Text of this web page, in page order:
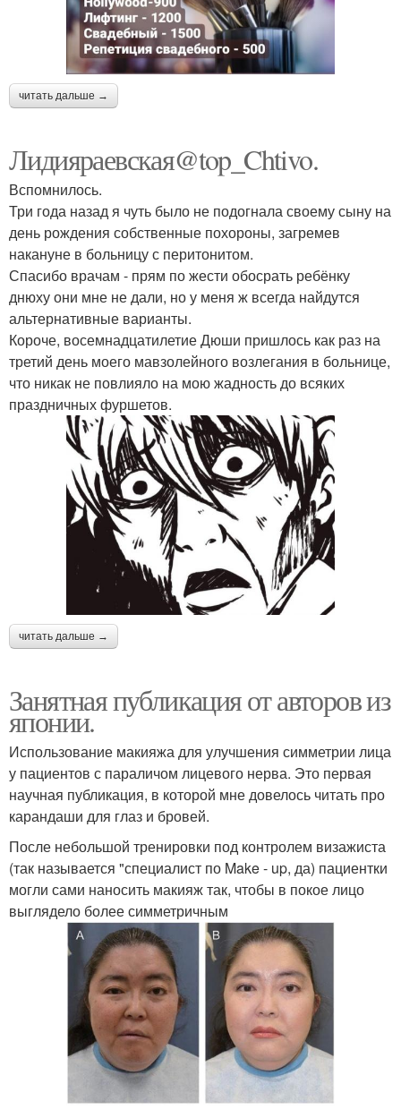
читать дальше →
Лидияраевская@top_Chtivo.
Вспомнилось.
Три года назад я чуть было не подогнала своему сыну на
день рождения собственные похороны, загремев
накануне в больницу с перитонитом.
Спасибо врачам - прям по жести обосрать ребёнку
днюху они мне не дали, но у меня ж всегда найдутся
альтернативные варианты.
Короче, восемнадцатилетие Дюши пришлось как раз на
третий день моего мавзолейного возлегания в больнице,
что никак не повлияло на мою жадность до всяких
праздничных фуршетов.
читать дальше →
Занятная публикация от авторов из
японии.
Использование макияжа для улучшения симметрии лица
у пациентов с параличом лицевого нерва. Это первая
научная публикация, в которой мне довелось читать про
карандаши для глаз и бровей.
После небольшой тренировки под контролем визажиста
(так называется "специалист по Make - up, да) пациентки
могли сами наносить макияж так, чтобы в покое лицо
выглядело более симметричным